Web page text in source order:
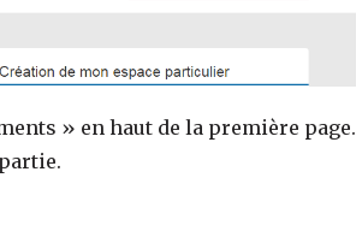
» en haut de la première page.